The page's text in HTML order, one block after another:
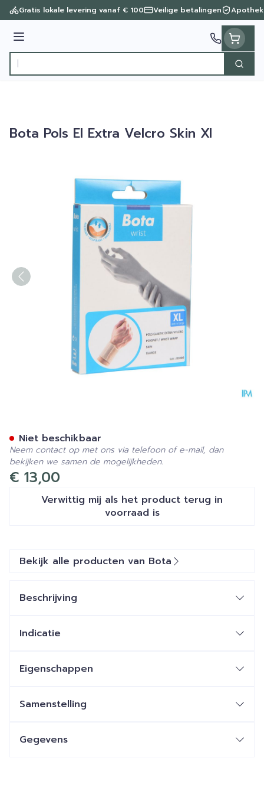
Ga naar de inhoud
Gratis lokale levering vanaf € 100 Veilige betalingen
Menu
Product, merk, categorie...
Zoek
Bota Pols El Extra Velcro Skin Xl
€ 13,00
Verwittig mij als het product terug in
voorraad is
Niet beschikbaar
Neem contact op met ons via telefoon of e-mail, dan
bekijken we samen de mogelijkheden.
Bekijk alle producten van Bota
Beschrijving
Indicatie
Eigenschappen
Samenstelling
Gegevens